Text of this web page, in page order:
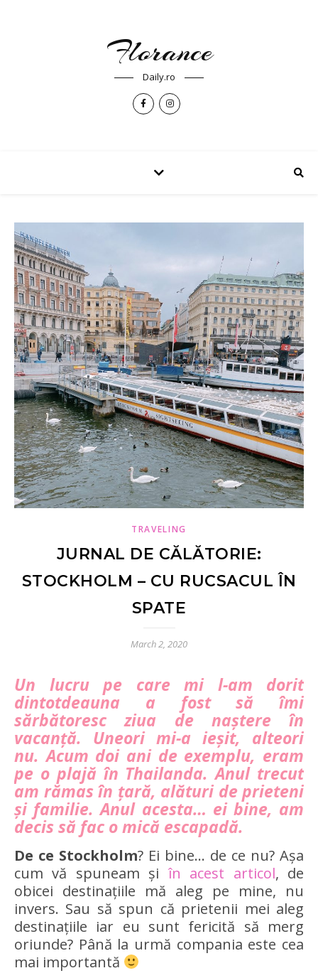
Florance
Daily.ro
TRAVELING
JURNAL DE CĂLĂTORIE:
STOCKHOLM – CU RUCSACUL ÎN
SPATE
March 2, 2020
Un lucru pe care mi l-am dorit
dintotdeauna a fost să îmi
sărbătoresc ziua de naștere în
vacanță. Uneori mi-a ieșit, alteori
nu. Acum doi ani de exemplu, eram
pe o plajă în Thailanda. Anul trecut
am rămas în țară, alături de prieteni
și familie. Anul acesta… ei bine, am
decis să fac o mică escapadă.
De ce Stockholm? Ei bine… de ce nu? Așa
cum vă spuneam șiîn acest articol, de
obicei destinațiile mă aleg pe mine, nu
invers. Sau să spun că prietenii mei aleg
destinațiile iar eu sunt fericită să merg
oriunde? Până la urmă compania este cea
mai importantă